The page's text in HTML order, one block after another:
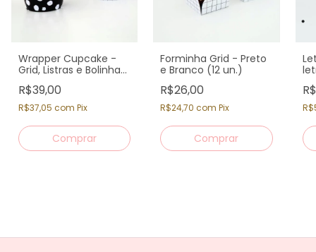
Wrapper Cupcake -
Grid, Listras e Bolinhas
- P&B (12un)
R$39,00
R$37,05 com Pix
Comprar
Forminha Grid - Preto
e Branco (12 un.)
R$26,00
R$24,70com Pix